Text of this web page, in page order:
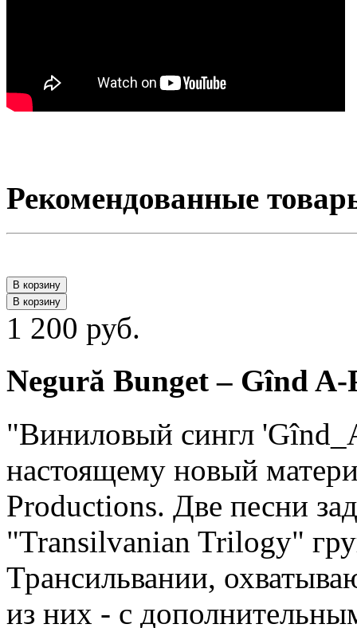
Рекомендованные
В корзину
В корзину
1 200 руб.
Negură Bunget ‎– Gînd
"Виниловый сингл
настоящему новый
Productions. Две песни
"Transilvanian Trilogy"
Трансильвании,
из них - с